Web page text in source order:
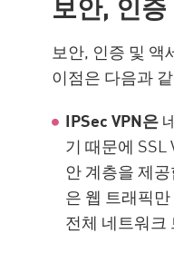
보안, 인증 및 액
이점은 다음과
IPSec VPN은
기 때문에 SSL
안 계층을 제
은 웹 트래픽
전체 네트워크